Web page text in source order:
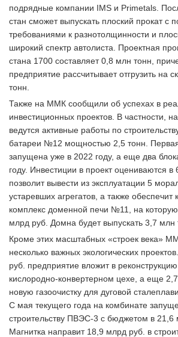
подрядные компании IMS и Primetals.
стан сможет выпускать плоский прокат с
требованиями к разнотолщинности и
широкий спектр автолиста. Проектная
стана 1700 составляет 0,8 млн тонн,
предприятие рассчитывает отгрузить на
тонн.
Также на ММК сообщили об успехах в
инвестиционных проектов. В частности,
ведутся активные работы по
батареи №12 мощностью 2,5 тонн.
запущена уже в 2022 году, а еще два
году. Инвестиции в проект оцениваются
позволит вывести из эксплуатации 5
устаревших агрегатов, а также обеспечит
комплекс доменной печи №11, на которую
млрд руб. Домна будет выпускать 3,7 млн
Кроме этих масштабных «строек века»
несколько важных экологических
руб. предприятие вложит в реконструкцию
кислородно-конвертерном цехе, а еще
новую газоочистку для дуговой
С мая текущего года на комбинате
строительству ПВЭС-3 с бюджетом в 21,6
Магнитка направит 18,9 млрд руб. в